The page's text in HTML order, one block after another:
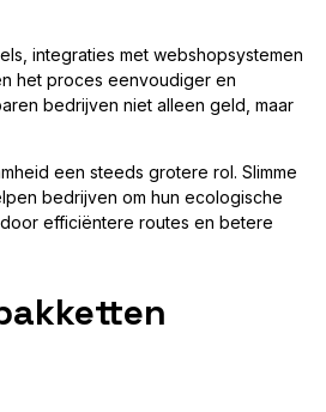
integraties met webshopsystemen
het proces eenvoudiger en
bedrijven niet alleen geld, maar
een steeds grotere rol. Slimme
bedrijven om hun ecologische
efficiëntere routes en betere